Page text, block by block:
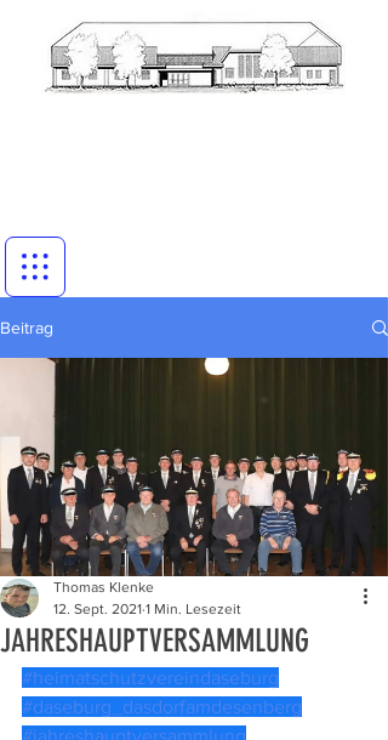
Beitrag
JAHRESHAUPTVERSAMMLUNG
Thomas Klenke
12. Sept. 2021 1 Min. Lesezeit
#heimatschutzvereindaseburg
#daseburg_dasdorfamdesenberg
#jahreshauptversammlung